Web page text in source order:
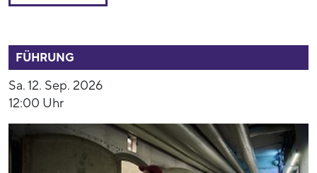
FÜHRUNG
Sa. 12. Sep. 2026
12:00 Uhr